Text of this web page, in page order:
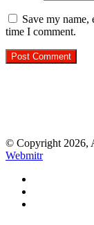
Save my
time I comment.
© Copyright 2026,
Webmitr